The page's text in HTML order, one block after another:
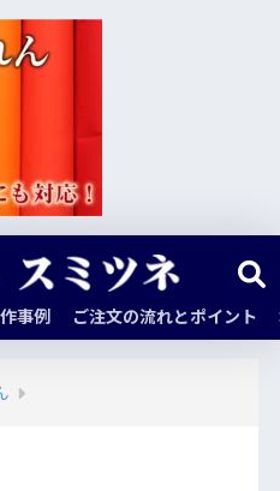
事例 ご注文の流れとポイント